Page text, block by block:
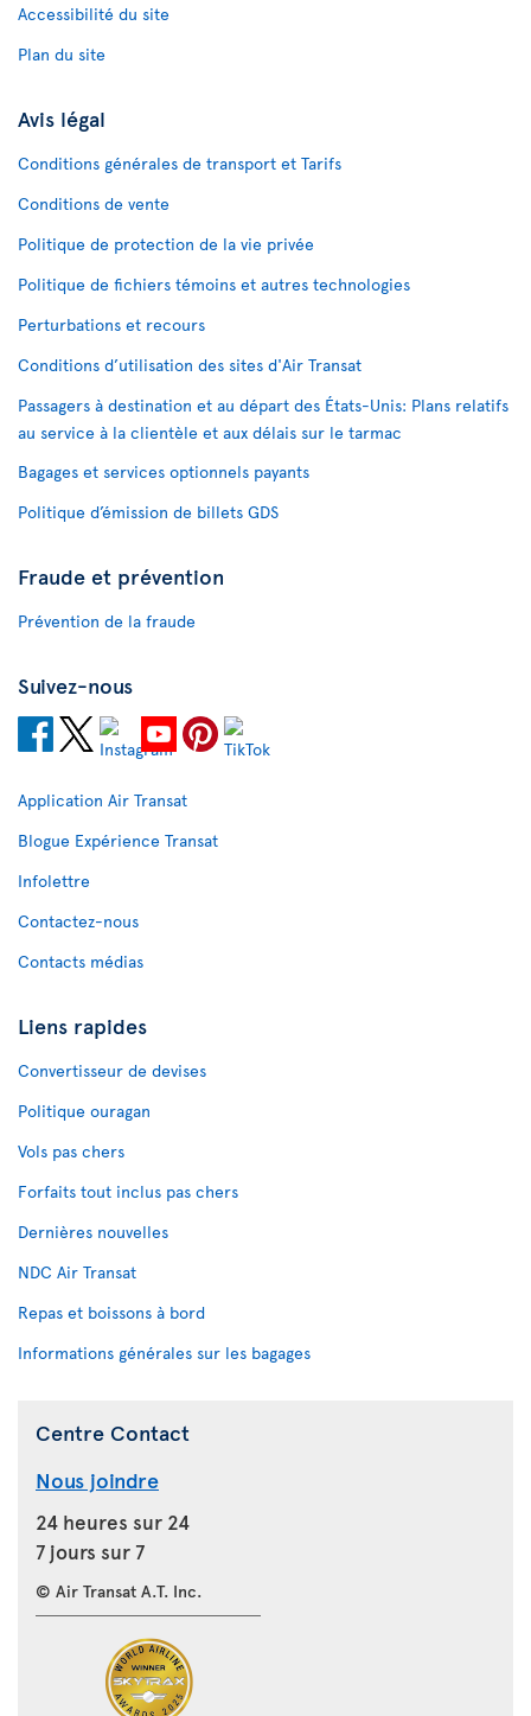
Accessibilité du site
Plan du site
Avis légal
Conditions générales de transport et Tarifs
Conditions de vente
Politique de protection de la vie privée
Politique de fichiers témoins et autres technologies
Perturbations et recours
Conditions d’utilisation des sites d'Air Transat
Passagers à destination et au départ des États-Unis: Plans relatifs
au service à la clientèle et aux délais sur le tarmac
Bagages et services optionnels payants
Politique d’émission de billets GDS
Fraude et prévention
Prévention de la fraude
Suivez-nous
Application Air Transat
Blogue Expérience Transat
Infolettre
Contactez-nous
Contacts médias
Liens rapides
Convertisseur de devises
Politique ouragan
Vols pas chers
Forfaits tout inclus pas chers
Dernières nouvelles
NDC Air Transat
Repas et boissons à bord
Informations générales sur les bagages
Centre Contact
Nous joindre
24 heures sur 24
7 jours sur 7
© Air Transat A.T. Inc.